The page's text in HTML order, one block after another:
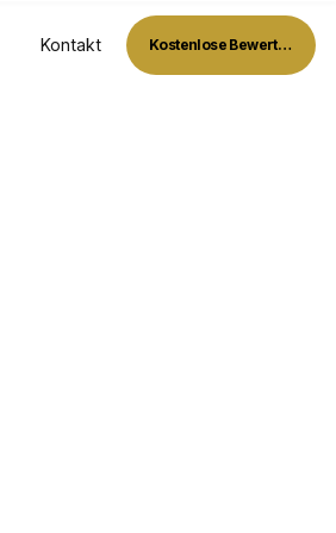
Kontakt Kostenlose Bewertung